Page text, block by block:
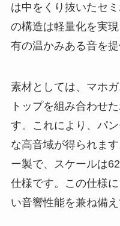
は中をくり抜いたセ
の構造は軽量化を実
有の温かみある音を提
素材としては、マホ
トップを組み合わせ
す。これにより、パ
な高音域が得られま
ー製で、スケールは
仕様です。この仕様
い音響性能を兼ね備え